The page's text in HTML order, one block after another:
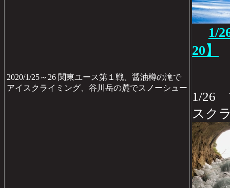
2020/1/25～26 関東ユース第１戦、醤油樽の滝で
アイスクライミング、谷川岳の麓でスノーシュー
1/
20】
1/26
スク